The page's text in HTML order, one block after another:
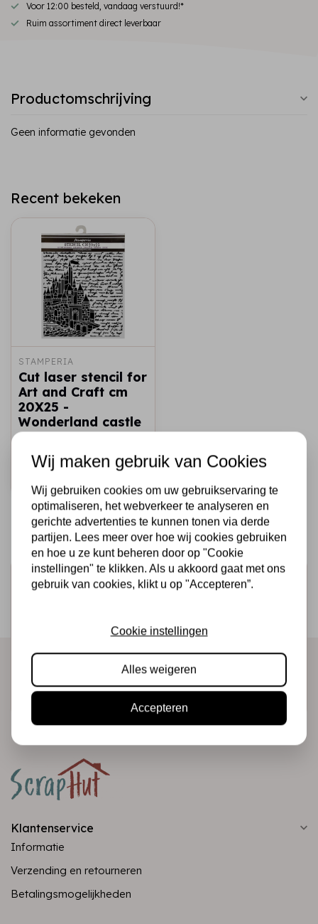
Voor 12:00 besteld, vandaag verstuurd!*
Ruim assortiment direct leverbaar
Productomschrijving
Geen informatie gevonden
Recent bekeken
STAMPERIA
Cut laser stencil for
Art and Craft cm
20X25 -
Wonderland castle
Schrijf je in voor de nieuwsbrief
direct in je mailbox!
Abonneer
Klantenservice
Informatie
Verzending en retourneren
Betalingsmogelijkheden
Wij maken gebruik van Cookies
Wij gebruiken cookies om uw gebruikservaring te
optimaliseren, het webverkeer te analyseren en
gerichte advertenties te kunnen tonen via derde
partijen. Lees meer over hoe wij cookies gebruiken
en hoe u ze kunt beheren door op "Cookie
instellingen" te klikken. Als u akkoord gaat met ons
gebruik van cookies, klikt u op "Accepteren”.
Cookie instellingen
Alles weigeren
Accepteren